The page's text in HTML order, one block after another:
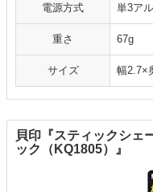
電源方式 単3ア
重さ 67g
サイズ 幅2.7×
貝印『スティックシェ
ック（KQ1805）』